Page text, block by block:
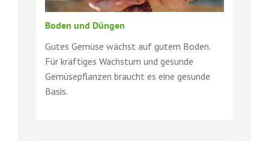
Boden und Düngen
Gutes Gemüse wächst auf gutem Boden.
Für kräftiges Wachstum und gesunde
Gemüsepflanzen braucht es eine gesunde
Basis.